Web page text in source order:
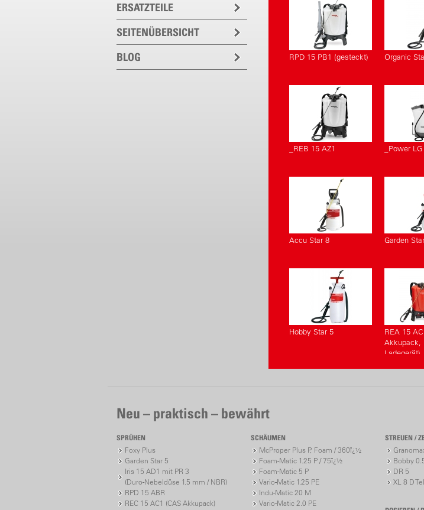
ERSATZTEILE
SEITENÜBERSICHT
BLOG
RPD 15 PB1 (gesteckt) Organic
_REB 15 AZ1 _Power LG
Accu Star 8 Garden
Hobby Star 5
REA 15
Akkupack,
Ladegerät)
Neu – praktisch – bewährt
SPRÜHEN
Foxy Plus
Garden Star 5
Iris 15 AD1 mit PR 3
(Duro-Nebeldüse 1.5 mm / NBR)
RPD 15 ABR
REC 15 AC1 (CAS Akkupack)
SCHÄUMEN
McProper Plus P, Foam / 360ï¿½
Foam-Matic 1.25 P / 75ï¿½
Foam-Matic 5 P
Vario-Matic 1.25 PE
Indu-Matic 20 M
Vario-Matic 2.0 PE
STREUEN /
Bobby
DR 5
XL 8 D